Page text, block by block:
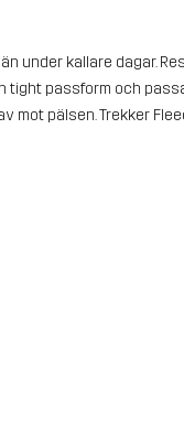
under kallare dagar.
tight passform och
mot pälsen. Trekker